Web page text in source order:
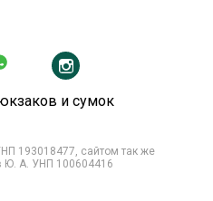
и сумок
193018477, сайтом так же
Ю. А. УНП 100604416